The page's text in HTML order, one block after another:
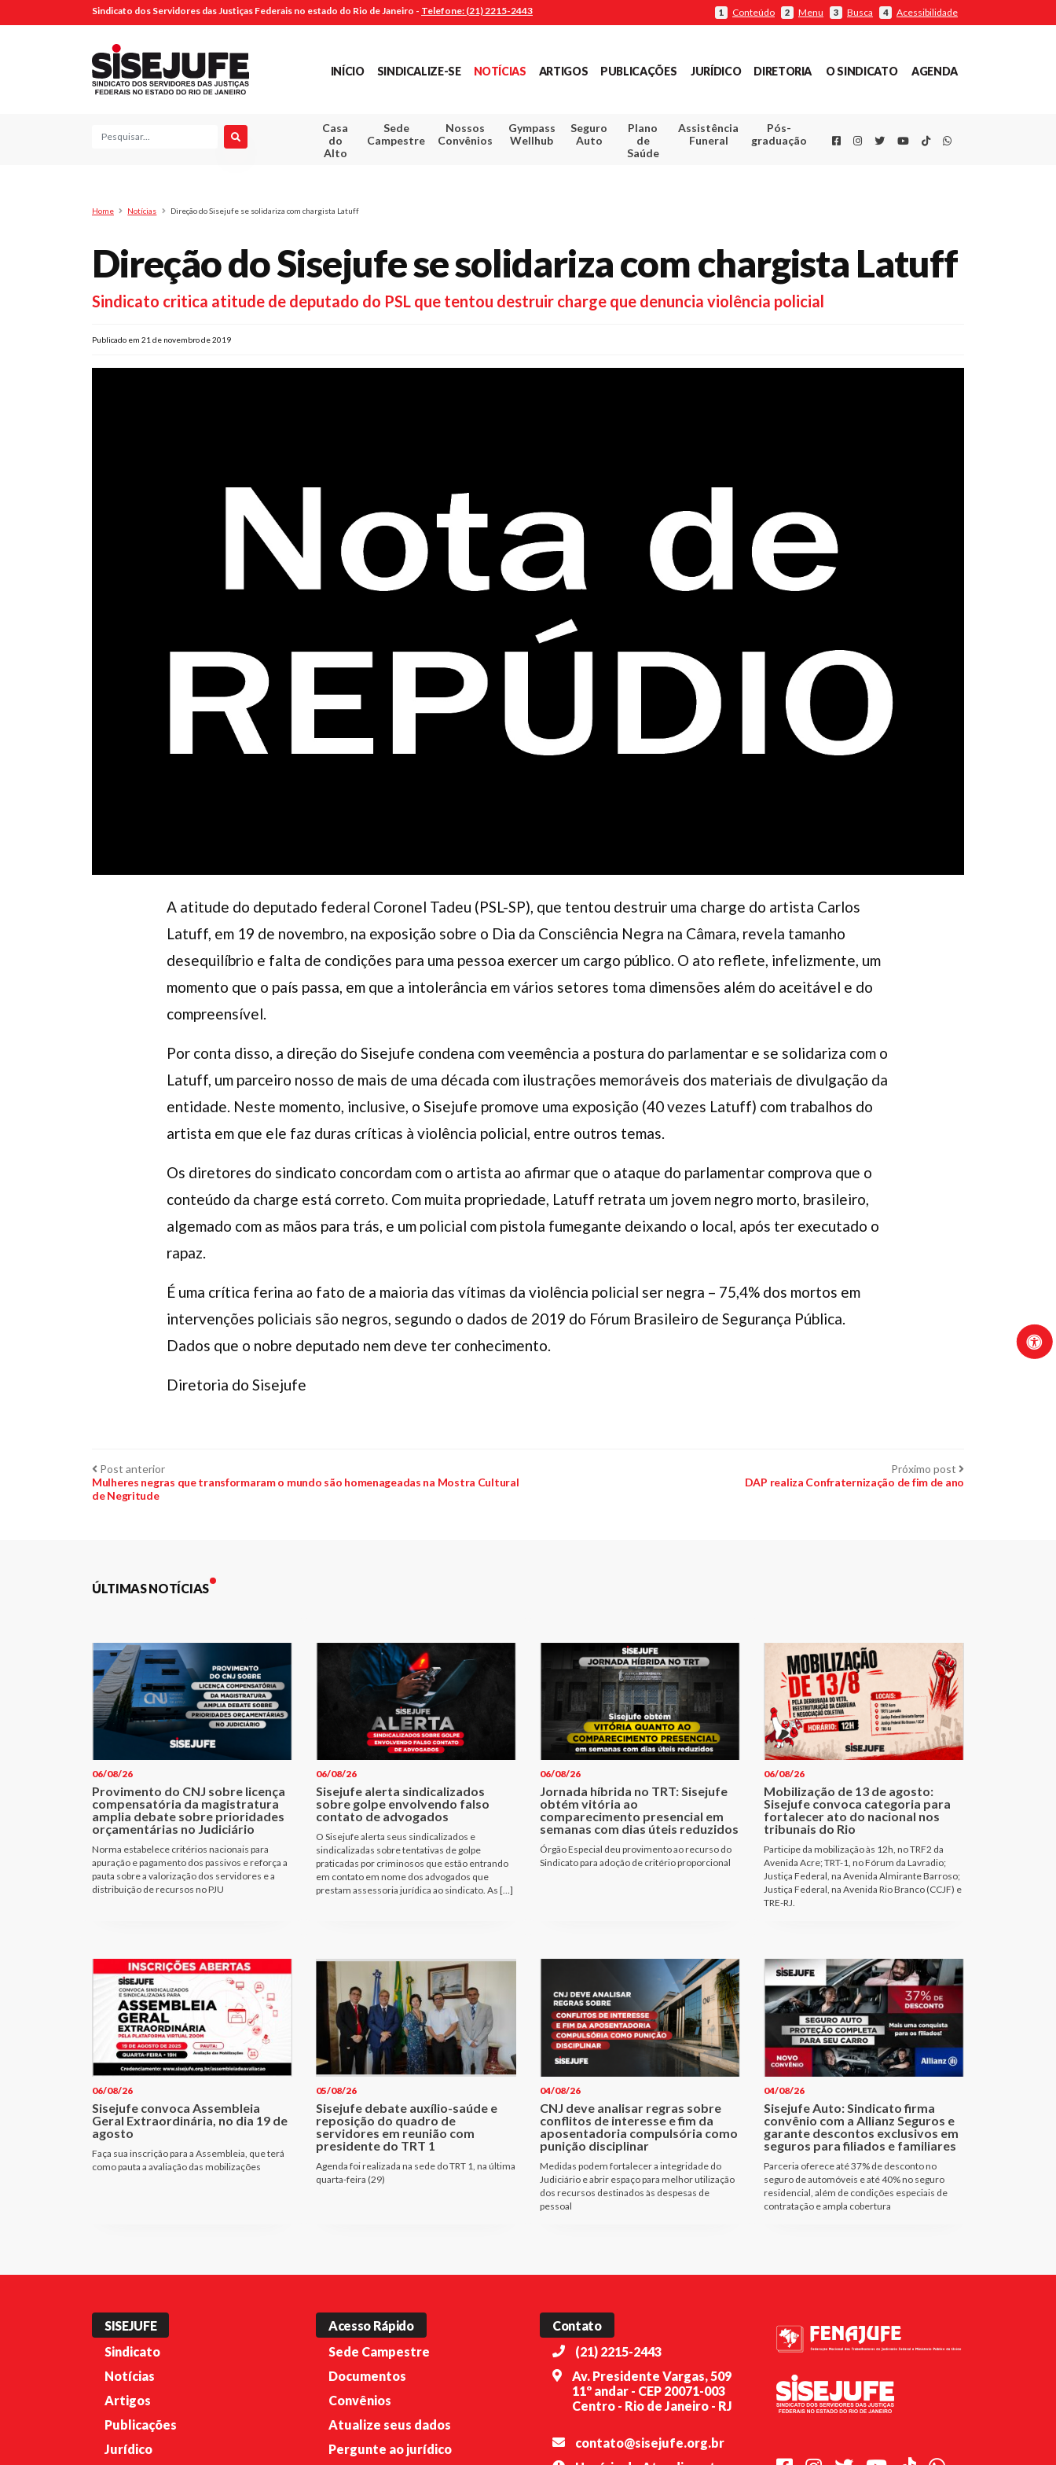
Sindicato dos Servidores das Justiças Federais no estado do Rio de Janeiro - Telefone: (21) 2215-2443 1 Conteúdo 2 Menu 3 Busca 4 Acessibilidade
INÍCIO SINDICALIZE-SE NOTÍCIAS ARTIGOS PUBLICAÇÕES JURÍDICO DIRETORIA O SINDICATO AGENDA
Pesquisa
Casa
do
Alto
Sede
Campestre
Nossos
Convênios
Gympass
Wellhub
Seguro
Auto
Plano
de
Saúde
Assistência
Funeral
Pós-
graduação
FacebookInstagram
TwitterYoutube
TikTokWhatsapp
Home Notícias Direção do Sisejufe se solidariza com chargista Latuff
Direção do Sisejufe se solidariza com chargista Latuff
Sindicato critica atitude de deputado do PSL que tentou destruir charge que denuncia violência policial
Publicado em 21 de novembro de 2019
A atitude do deputado federal Coronel Tadeu (PSL-SP), que tentou destruir uma charge do artista Carlos
Latuff, em 19 de novembro, na exposição sobre o Dia da Consciência Negra na Câmara, revela tamanho
desequilíbrio e falta de condições para uma pessoa exercer um cargo público. O ato reflete, infelizmente, um
momento que o país passa, em que a intolerância em vários setores toma dimensões além do aceitável e do
compreensível.
Por conta disso, a direção do Sisejufe condena com veemência a postura do parlamentar e se solidariza com o
Latuff, um parceiro nosso de mais de uma década com ilustrações memoráveis dos materiais de divulgação da
entidade. Neste momento, inclusive, o Sisejufe promove uma exposição (40 vezes Latuff) com trabalhos do
artista em que ele faz duras críticas à violência policial, entre outros temas.
Os diretores do sindicato concordam com o artista ao afirmar que o ataque do parlamentar comprova que o
conteúdo da charge está correto. Com muita propriedade, Latuff retrata um jovem negro morto, brasileiro,
algemado com as mãos para trás, e um policial com pistola fumegante deixando o local, após ter executado o
rapaz.
É uma crítica ferina ao fato de a maioria das vítimas da violência policial ser negra – 75,4% dos mortos em
intervenções policiais são negros, segundo o dados de 2019 do Fórum Brasileiro de Segurança Pública.
Dados que o nobre deputado nem deve ter conhecimento.
Diretoria do Sisejufe
Navegação
de
Post anteriorPost
anterior:
Mulheres negras que transformaram o mundo são homenageadas na Mostra Cultural
de Negritude
Próximo post Próximo
DAP realiza Confraternização de fim de ano
ÚLTIMAS NOTÍCIAS
06/08/26
Provimento do CNJ sobre licença
compensatória da magistratura
amplia debate sobre prioridades
orçamentárias no Judiciário
Norma estabelece critérios nacionais para
apuração e pagamento dos passivos e reforça a
pauta sobre a valorização dos servidores e a
distribuição de recursos no PJU
06/08/26
Sisejufe alerta sindicalizados
sobre golpe envolvendo falso
contato de advogados
O Sisejufe alerta seus sindicalizados e
sindicalizadas sobre tentativas de golpe
praticadas por criminosos que estão entrando
em contato em nome dos advogados que
prestam assessoria jurídica ao sindicato. As […]
06/08/26
Jornada híbrida no TRT: Sisejufe
obtém vitória ao
comparecimento presencial em
semanas com dias úteis reduzidos
Órgão Especial deu provimento ao recurso do
Sindicato para adoção de critério proporcional
06/08/26
Mobilização de 13 de agosto:
Sisejufe convoca categoria para
fortalecer ato do nacional nos
tribunais do Rio
Participe da mobilização às 12h, no TRF2 da
Avenida Acre; TRT-1, no Fórum da Lavradio;
Justiça Federal, na Avenida Almirante Barroso;
Justiça Federal, na Avenida Rio Branco (CCJF) e
TRE-RJ.
06/08/26
Sisejufe convoca Assembleia
Geral Extraordinária, no dia 19 de
agosto
Faça sua inscrição para a Assembleia, que terá
como pauta a avaliação das mobilizações
05/08/26
Sisejufe debate auxílio-saúde e
reposição do quadro de
servidores em reunião com
presidente do TRT 1
Agenda foi realizada na sede do TRT 1, na última
quarta-feira (29)
04/08/26
CNJ deve analisar regras sobre
conflitos de interesse e fim da
aposentadoria compulsória como
punição disciplinar
Medidas podem fortalecer a integridade do
Judiciário e abrir espaço para melhor utilização
dos recursos destinados às despesas de
pessoal
04/08/26
Sisejufe Auto: Sindicato firma
convênio com a Allianz Seguros e
garante descontos exclusivos em
seguros para filiados e familiares
Parceria oferece até 37% de desconto no
seguro de automóveis e até 40% no seguro
residencial, além de condições especiais de
contratação e ampla cobertura
SISEJUFE
Sindicato
Notícias
Artigos
Publicações
Jurídico
Acesso Rápido
Sede Campestre
Documentos
Convênios
Atualize seus dados
Pergunte ao jurídico
Contato
(21) 2215-2443
Av. Presidente Vargas, 509
11º andar - CEP 20071-003
Centro - Rio de Janeiro - RJ
contato@sisejufe.org.br